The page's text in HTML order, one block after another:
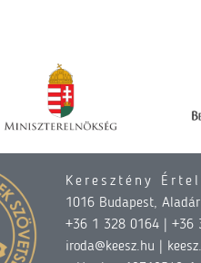
Keresztény
1016 Budapest,
+36 1 328 0164 | +36
iroda@keesz.hu |